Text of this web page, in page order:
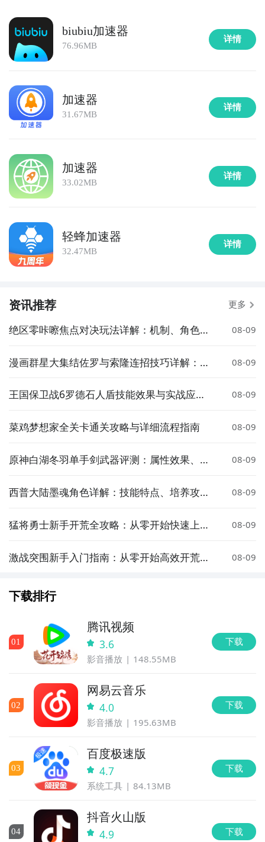
biubiu加速器
76.96MB
详情
加速器
31.67MB
详情
加速器
33.02MB
详情
轻蜂加速器
32.47MB
详情
资讯推荐 更多
绝区零咔嚓焦点对决玩法详解：机制、角色与
08-09
漫画群星大集结佐罗与索隆连招技巧详解：高
08-09
王国保卫战6罗德石人盾技能效果与实战应用
08-09
菜鸡梦想家全关卡通关攻略与详细流程指南 08-09
原神白湖冬羽单手剑武器评测：属性效果、适
08-09
西普大陆墨魂角色详解：技能特点、培养攻略
08-09
猛将勇士新手开荒全攻略：从零开始快速上手
08-09
激战突围新手入门指南：从零开始高效开荒攻
08-09
下载排行
01
腾讯视频
3.6
影音播放 148.55MB
下载
02
网易云音乐
4.0
影音播放 195.63MB
下载
03
百度极速版
4.7
系统工具 84.13MB
下载
04
抖音火山版
4.9 下载